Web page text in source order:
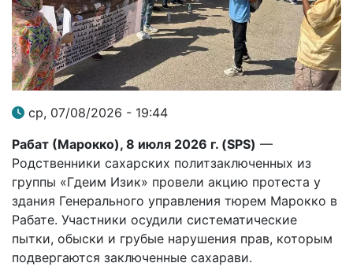
ср, 07/08/2026 - 19:44
Рабат (Марокко), 8 июля 2026 г. (SPS) —
Родственники сахарских политзаключенных из
группы «Гдеим Изик» провели акцию протеста у
здания Генерального управления тюрем Марокко в
Рабате. Участники осудили систематические
пытки, обыски и грубые нарушения прав, которым
подвергаются заключенные сахарави.